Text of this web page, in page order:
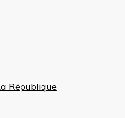
République